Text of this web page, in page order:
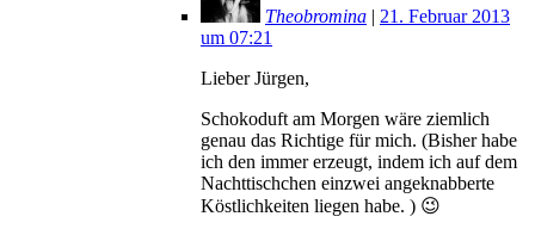
Theobromina | 21. Februar 2013
um 07:21
Lieber Jürgen,
Schokoduft am Morgen wäre ziemlich
genau das Richtige für mich. (Bisher habe
ich den immer erzeugt, indem ich auf dem
Nachttischchen einzwei angeknabberte
Köstlichkeiten liegen habe. ) 😉